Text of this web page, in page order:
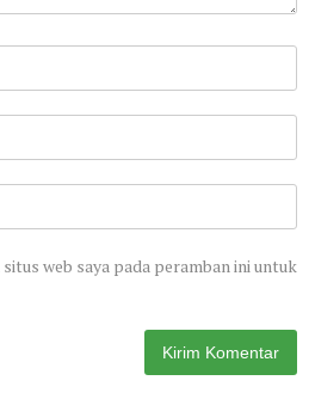
web saya pada peramban ini untuk